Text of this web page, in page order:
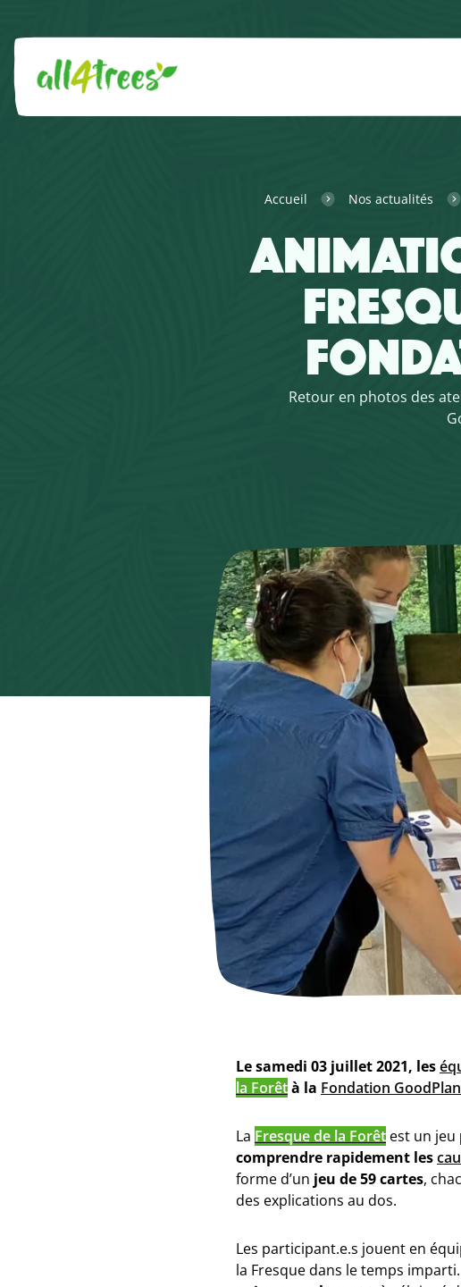
Accueil Nos actualités
Retour en photos des
Le samedi 03 juillet 2021, les
la Forêtà la Fondation
La Fresque de la Forêt est un jeu
comprendre rapidement les
forme d’un jeu de 59 cartes,
des explications au dos.
Les participant.e.s jouent en
la Fresque dans le temps